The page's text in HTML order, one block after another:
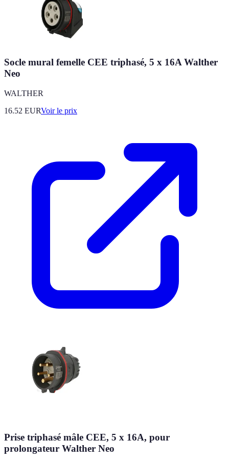
Socle mural femelle CEE triphasé, 5 x 16A Walther
Neo
WALTHER
16.52 EURVoir le prix
Prise triphasé mâle CEE, 5 x 16A, pour
prolongateur Walther Neo